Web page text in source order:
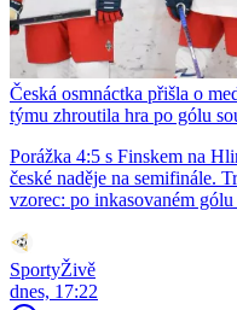
Česká osmnáctka přišla o
týmu zhroutila hra po gólu
Porážka 4:5 s Finskem na
české naděje na semifinále.
vzorec: po inkasovaném
SportyŽivě
dnes, 17:22